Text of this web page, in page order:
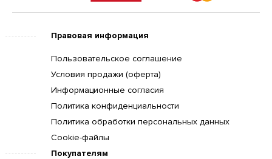
Правовая информация
Пользовательское соглашение
Условия продажи (оферта)
Информационные согласия
Политика конфиденциальности
Политика обработки персональных данных
Cookie-файлы
Покупателям